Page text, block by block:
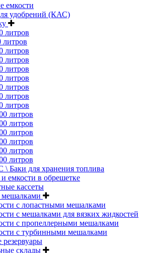
емкости
удобрений (КАС)
литров
литров
литров
литров
литров
литров
литров
литров
литров
литров
литров
литров
литров
литров
литров
Баки для хранения топлива
емкости в обрешетке
кассеты
мешалками
с лопастными мешалками
с мешалками для вязких жидкостей
с пропеллерными мешалками
с турбинными мешалками
склады